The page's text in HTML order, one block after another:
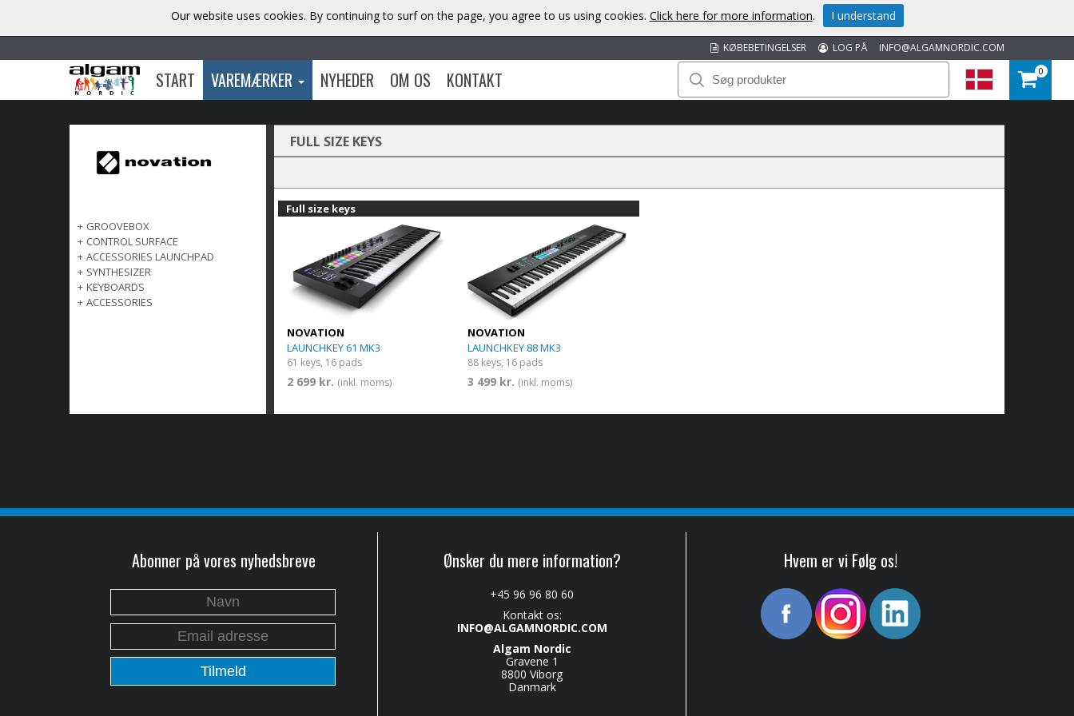
INFO@ALGAMNORDIC.COM
LOG PÅ
KØBEBETINGELSER
START VAREMÆRKER NYHEDER OM OS KONTAKT 0
+ GROOVEBOX
+ CONTROL SURFACE
+ ACCESSORIES LAUNCHPAD
+ SYNTHESIZER
+ KEYBOARDS
+ ACCESSORIES
FULL SIZE KEYS
Full size keys
NOVATION
LAUNCHKEY 61 MK3
61 keys, 16 pads
2 699 kr. (inkl. moms)
NOVATION
LAUNCHKEY 88 MK3
88 keys, 16 pads
3 499 kr. (inkl. moms)
Abonner på vores nyhedsbreve Ønsker du mere information?
+45 96 96 80 60
Kontakt os:
INFO@ALGAMNORDIC.COM
Algam Nordic
Gravene 1
8800 Viborg
Danmark
Hvem er vi Følg os!
Our website uses cookies. By continuing to surf on the page, you agree to us using cookies. Click here for more information. I understand